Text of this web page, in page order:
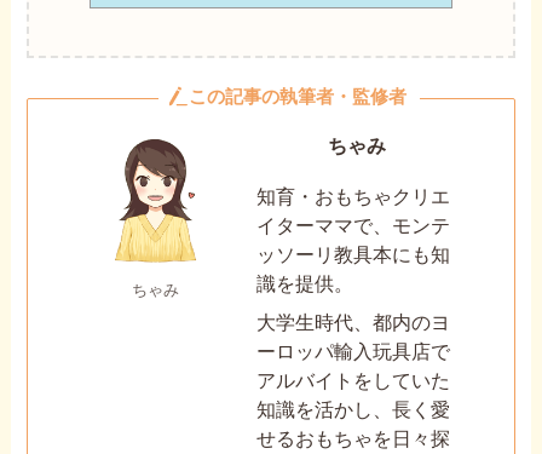
この記事の執筆者・監修者
ちゃみ
ちゃみ
知育・おもちゃクリエ
イターママで、モンテ
ッソーリ教具本にも知
識を提供。
大学生時代、都内のヨ
ーロッパ輸入玩具店で
アルバイトをしていた
知識を活かし、長く愛
せるおもちゃを日々探